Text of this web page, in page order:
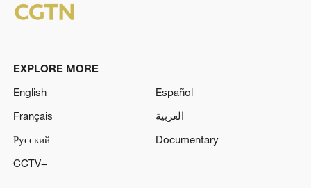
EXPLORE MORE
English
Español
Français
العربية
Русский
Documentary
CCTV+